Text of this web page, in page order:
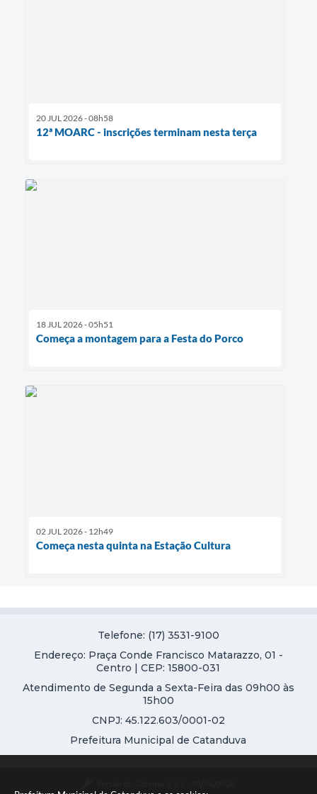
20 JUL 2026 - 08h58
12ª MOARC - inscrições terminam nesta terça
18 JUL 2026 - 05h51
Começa a montagem para a Festa do Porco
02 JUL 2026 - 12h49
Começa nesta quinta na Estação Cultura
Telefone: (17) 3531-9100
Endereço: Praça Conde Francisco Matarazzo, 01 -
Centro | CEP: 15800-031
Atendimento de Segunda a Sexta-Feira das 09h00 às
15h00
CNPJ: 45.122.603/0001-02
Prefeitura Municipal de Catanduva